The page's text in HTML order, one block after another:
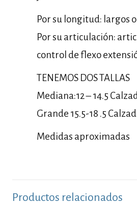
Por su longitud: largos
Por su articulación:
control de flexo
TENEMOS DOS TALLAS
Mediana:12 – 14.5
Grande 15.5-18 .5
Medidas aproximadas
Productos relacionados